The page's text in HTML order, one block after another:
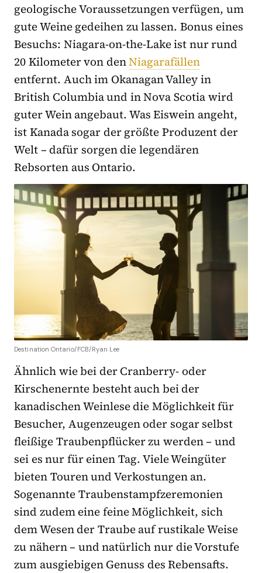
geologische Voraussetzungen verfügen, um
gute Weine gedeihen zu lassen. Bonus eines
Besuchs: Niagara-on-the-Lake ist nur rund
20 Kilometer von denNiagarafällen
entfernt. Auch im Okanagan Valley in
British Columbia und in Nova Scotia wird
guter Wein angebaut. Was Eiswein angeht,
ist Kanada sogar der größte Produzent der
Welt – dafür sorgen die legendären
Rebsorten aus Ontario.
Destination Ontario/FCB/Ryan Lee
Ähnlich wie bei der Cranberry- oder
Kirschenernte besteht auch bei der
kanadischen Weinlese die Möglichkeit für
Besucher, Augenzeugen oder sogar selbst
fleißige Traubenpflücker zu werden – und
sei es nur für einen Tag. Viele Weingüter
bieten Touren und Verkostungen an.
Sogenannte Traubenstampfzeremonien
sind zudem eine feine Möglichkeit, sich
dem Wesen der Traube auf rustikale Weise
zu nähern – und natürlich nur die Vorstufe
zum ausgiebigen Genuss des Rebensafts.